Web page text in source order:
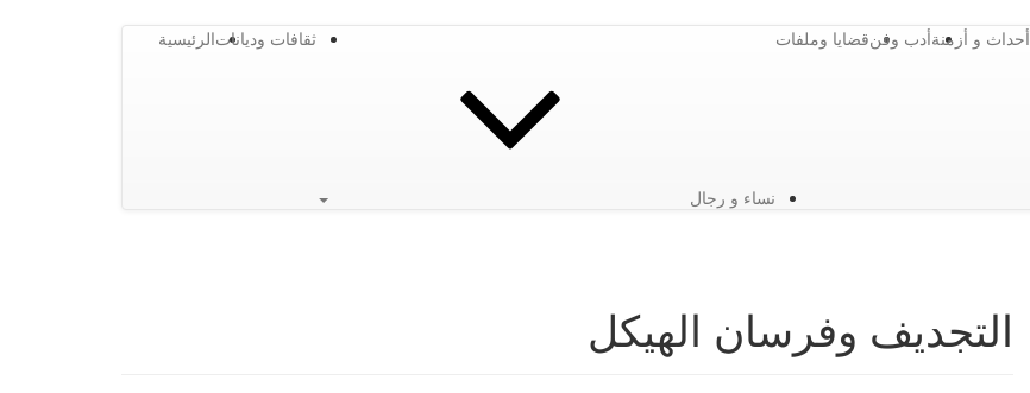
الرئيسيةثقافات وديانات
نساء و رجال
قضايا وملفاتأدب وفنأحداث و أزمنة
التجديف وفرسان الهيكل